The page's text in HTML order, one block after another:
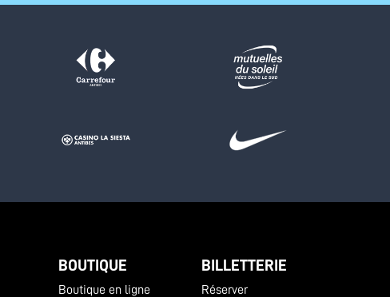
BOUTIQUE
Boutique en ligne
BILLETTERIE
Réserver